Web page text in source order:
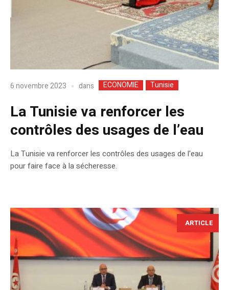
6 novembre 2023 dans ECONOMIE Tunisie
La Tunisie va renforcer les
contrôles des usages de l’eau
La Tunisie va renforcer les contrôles des usages de l'eau
pour faire face à la sécheresse.
ARTICLE